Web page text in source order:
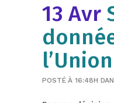
13 Avr
POSTÉ À 16:48H